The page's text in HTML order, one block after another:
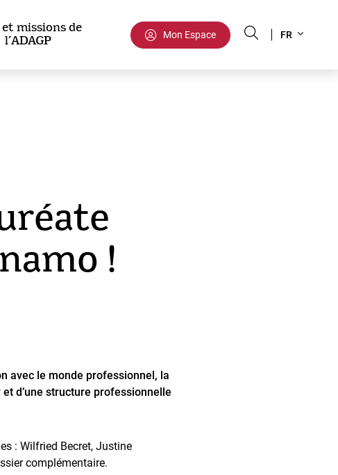
et missions de
l’ADAGP
Mon Espace
your
FR
!
avec le monde professionnel, la
d’une structure professionnelle
: Wilfried Becret, Justine
complémentaire.